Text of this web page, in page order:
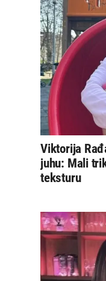
Viktorija
juhu: Mali
teksturu